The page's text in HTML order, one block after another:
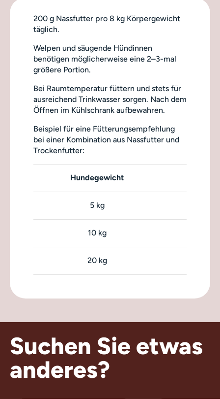
200 g Nassfutter pro 8 kg Körpergewicht
täglich.
Welpen und säugende Hündinnen
benötigen möglicherweise eine 2–3-mal
größere Portion.
Bei Raumtemperatur füttern und stets für
ausreichend Trinkwasser sorgen. Nach dem
Öffnen im Kühlschrank aufbewahren.
Beispiel für eine Fütterungsempfehlung
bei einer Kombination aus Nassfutter und
Trockenfutter:
Hundegewicht
5 kg
10 kg
20 kg
Suchen Sie etwas
anderes?